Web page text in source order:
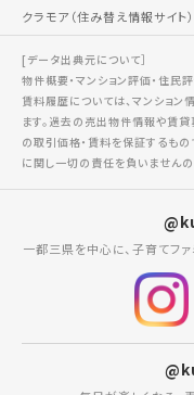
クラモア（住み替え情報サイト）
[データ出典元について］
物件概要・マンション評価・住民
賃料履歴については、マンション
ます。過去の売出物件情報や賃
の取引価格・賃料を保証するも
に関し一切の責任を負いませんの
一都三県を中心に、子育てフ